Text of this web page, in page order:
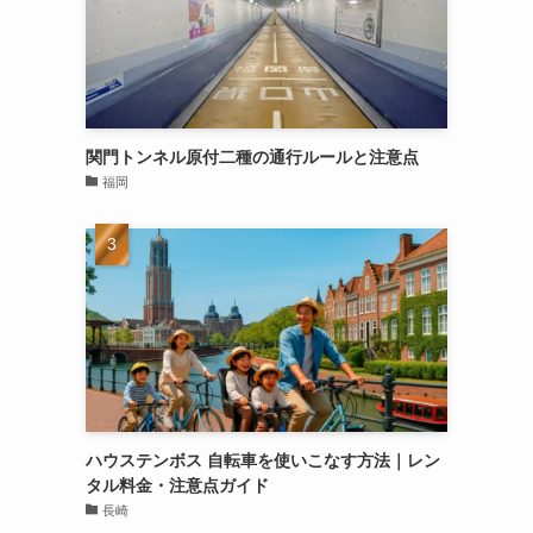
関門トンネル原付二種の通行ルールと注意点
福岡
ハウステンボス 自転車を使いこなす方法｜レン
タル料金・注意点ガイド
長崎